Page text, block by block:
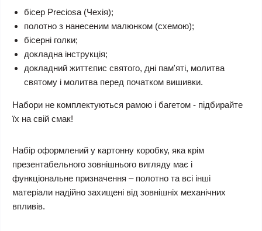
бісер Preciosa (Чехія);
полотно з нанесеним малюнком (схемою);
бісерні голки;
докладна інструкція;
докладний життєпис святого, дні пам'яті, молитва
святому і молитва перед початком вишивки.
Набори не комплектуються рамою і багетом - підбирайте
їх на свій смак!
Набір оформлений у картонну коробку, яка крім
презентабельного зовнішнього вигляду має і
функціональне призначення – полотно та всі інші
матеріали надійно захищені від зовнішніх механічних
впливів.